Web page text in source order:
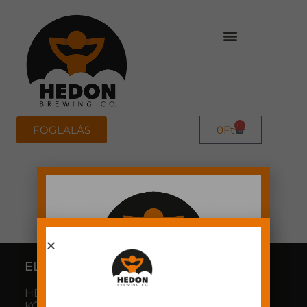
FOGLALÁS 0Ft 0
ELÉRHETŐSÉGÜNK
HEDON SÖRFŐZDE ÉS